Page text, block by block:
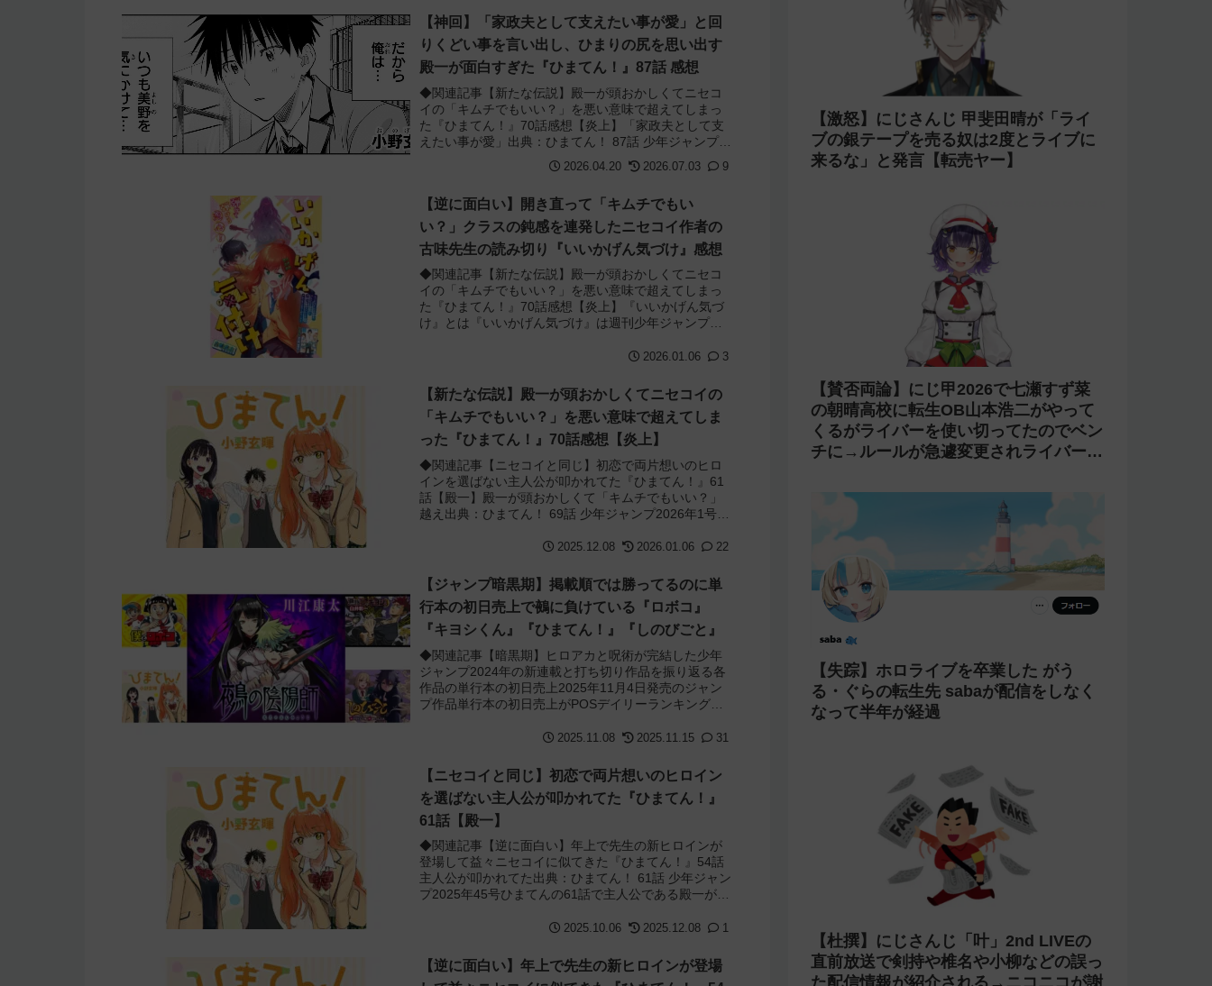
【神回】「家政夫として支えたい事が愛」と回
りくどい事を言い出し、ひまりの尻を思い出す
殿一が面白すぎた『ひまてん！』87話 感想
◆関連記事【新たな伝説】殿一が頭おかしくてニセコ
イの「キムチでもいい？」を悪い意味で超えてしまっ
た『ひまてん！』70話感想【炎上】「家政夫として支
えたい事が愛」出典：ひまてん！ 87話 少年ジャンプ
2026年21号殿一が突然「ひまりを家政夫...
2026.04.20 2026.07.03 9
【逆に面白い】開き直って「キムチでもい
い？」クラスの鈍感を連発したニセコイ作者の
古味先生の読み切り『いいかげん気づけ』感想
◆関連記事【新たな伝説】殿一が頭おかしくてニセコ
イの「キムチでもいい？」を悪い意味で超えてしまっ
た『ひまてん！』70話感想【炎上】『いいかげん気づ
け』とは『いいかげん気づけ』は週刊少年ジャンプ
2026.01.06 3
【新たな伝説】殿一が頭おかしくてニセコイの
「キムチでもいい？」を悪い意味で超えてしま
った『ひまてん！』70話感想【炎上】
◆関連記事【ニセコイと同じ】初恋で両片想いのヒロ
インを選ばない主人公が叩かれてた『ひまてん！』61
話【殿一】殿一が頭おかしくて「キムチでもいい？」
越え出典：ひまてん！ 69話 少年ジャンプ2026年1号69
2025.12.08 2026.01.06 22
【ジャンプ暗黒期】掲載順では勝ってるのに単
行本の初日売上で鵺に負けている『ロボコ』
『キヨシくん』『ひまてん！』『しのびごと』
◆関連記事【暗黒期】ヒロアカと呪術が完結した少年
ジャンプ2024年の新連載と打ち切り作品を振り返る各
作品の単行本の初日売上2025年11月4日発売のジャン
プ作品単行本の初日売上がPOSデイリーランキングで
2025.11.08 2025.11.15 31
【ニセコイと同じ】初恋で両片想いのヒロイン
を選ばない主人公が叩かれてた『ひまてん！』
61話【殿一】
◆関連記事【逆に面白い】年上で先生の新ヒロインが
登場して益々ニセコイに似てきた『ひまてん！』54話
主人公が叩かれてた出典：ひまてん！ 61話 少年ジャン
プ2025年45号ひまてんの61話で主人公である殿一が叩
2025.10.06 2025.12.08 1
【逆に面白い】年上で先生の新ヒロインが登場
【激怒】にじさんじ 甲斐田晴が「ライ
ブの銀テープを売る奴は2度とライブに
来るな」と発言【転売ヤー】
【賛否両論】にじ甲2026で七瀬すず菜
の朝晴高校に転生OB山本浩二がやって
くるがライバーを使い切ってたのでベン
チに→ルールが急遽変更されライバーの
【失踪】ホロライブを卒業した がう
る・ぐらの転生先 sabaが配信をしなく
なって半年が経過
【杜撰】にじさんじ「叶」2nd LIVEの
直前放送で剣持や椎名や小柳などの誤っ
た配信情報が紹介される→ニコニコが謝